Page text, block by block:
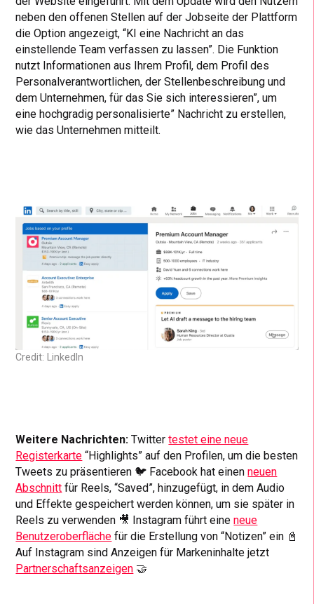
neben den offenen Stellen auf der Jobseite der Plattform
die Option angezeigt, “KI eine Nachricht an das
einstellende Team verfassen zu lassen”. Die Funktion
nutzt Informationen aus Ihrem Profil, dem Profil des
Personalverantwortlichen, der Stellenbeschreibung und
dem Unternehmen, für das Sie sich interessieren”, um
eine hochgradig personalisierte” Nachricht zu erstellen,
wie das Unternehmen mitteilt.
Credit: LinkedIn
Weitere Nachrichten: Twittertestet eine neue
Registerkarte “Highlights” auf den Profilen, um die besten
Tweets zu präsentieren 🐦 Facebook hat einenneuen
Abschnitt für Reels, “Saved”, hinzugefügt, in dem Audio
und Effekte gespeichert werden können, um sie später in
Reels zu verwenden 🎥 Instagram führt eineneue
Benutzeroberfläche für die Erstellung von “Notizen” ein 📓
Auf Instagram sind Anzeigen für Markeninhalte jetzt
Partnerschaftsanzeigen 🤝